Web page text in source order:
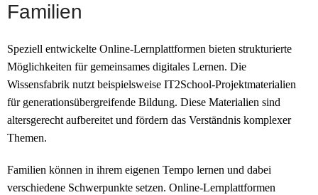
Familien
Speziell entwickelte Online-Lernplattformen bieten strukturierte
Möglichkeiten für gemeinsames digitales Lernen. Die
Wissensfabrik nutzt beispielsweise IT2School-Projektmaterialien
für generationsübergreifende Bildung. Diese Materialien sind
altersgerecht aufbereitet und fördern das Verständnis komplexer
Themen.
Familien können in ihrem eigenen Tempo lernen und dabei
verschiedene Schwerpunkte setzen. Online-Lernplattformen